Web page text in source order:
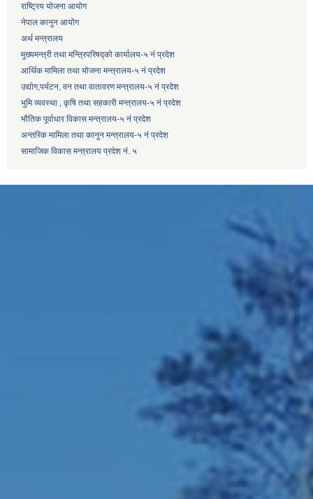
राष्ट्रिय योजना आयोग
नेपाल कानुन आयोग
अर्थ मन्त्रालय
मुख्यमन्त्री तथा मन्त्रिपरिषद्को कार्यालय-५ नं प्रदेश
आर्थिक मामिला तथा योजना मन्त्रालय-५ नं प्रदेश
उद्याेग,पर्यटन, वन तथा वातावरण मन्त्रालय-५ नं प्रदेश
भुमि व्यवस्था , कृषि तथा सहकारी मन्त्रालय-५ नं प्रदेश
भौतिक पूर्वाधार विकास मन्त्रालय-५ नं प्रदेश
अन्तरिक मामिला तथा कानुन मन्त्रालय-५ नं प्रदेश
सामाजिक विकास मन्त्रालय प्रदेश नं. ५